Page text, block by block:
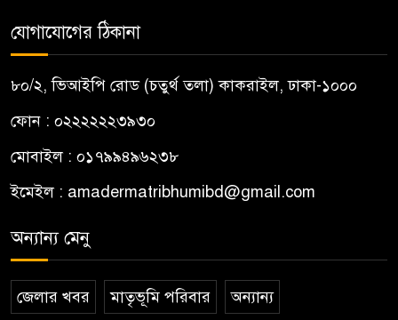
যোগাযোগের ঠিকানা
৮০/২, ভিআইপি রোড (চতুর্থ তলা) কাকরাইল, ঢাকা-১০০০
ফোন : ০২২২২২২৩৯৩০
মোবাইল : ০১৭৯৯৪৯৬২৩৮
ইমেইল : amadermatribhumibd@gmail.com
অন্যান্য মেনু
জেলার খবর মাতৃভূমি পরিবার অন্যান্য